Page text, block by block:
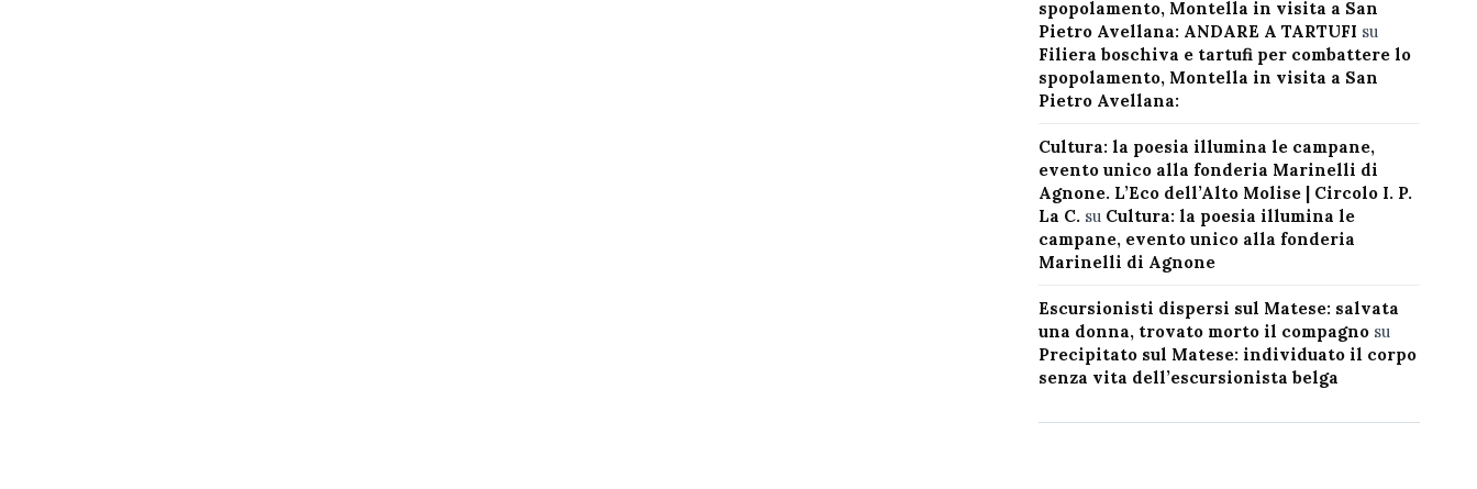
spopolamento, Montella in visita a San
Pietro Avellana: ANDARE A TARTUFI su
Filiera boschiva e tartufi per combattere lo
spopolamento, Montella in visita a San
Pietro Avellana:
Cultura: la poesia illumina le campane,
evento unico alla fonderia Marinelli di
Agnone. L’Eco dell’Alto Molise | Circolo I. P.
La C. su Cultura: la poesia illumina le
campane, evento unico alla fonderia
Marinelli di Agnone
Escursionisti dispersi sul Matese: salvata
una donna, trovato morto il compagnosu
Precipitato sul Matese: individuato il corpo
senza vita dell’escursionista belga